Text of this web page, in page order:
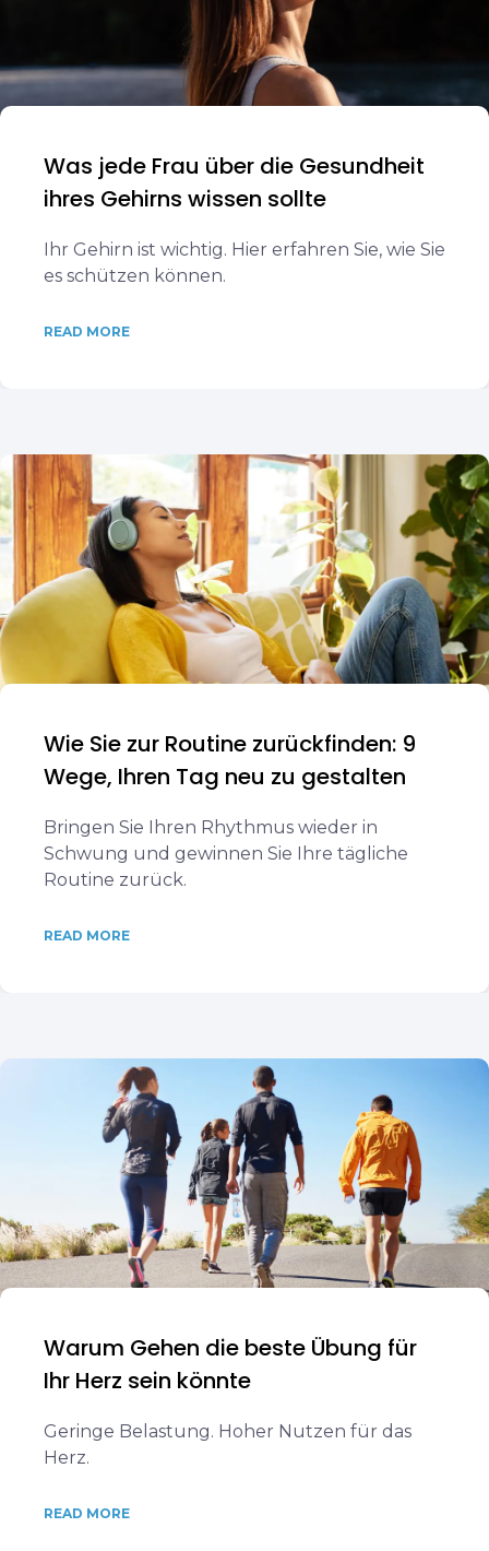
Was jede Frau über die Gesundheit
ihres Gehirns wissen sollte
Ihr Gehirn ist wichtig. Hier erfahren Sie, wie Sie
es schützen können.
READ MORE
Wie Sie zur Routine zurückfinden: 9
Wege, Ihren Tag neu zu gestalten
Bringen Sie Ihren Rhythmus wieder in
Schwung und gewinnen Sie Ihre tägliche
Routine zurück.
READ MORE
Warum Gehen die beste Übung für
Ihr Herz sein könnte
Geringe Belastung. Hoher Nutzen für das
Herz.
READ MORE